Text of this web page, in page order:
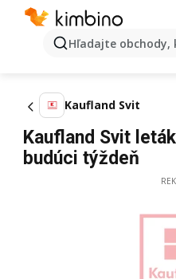
Hľadajte
Kaufland Svit
Kaufland Svit
budúci týždeň